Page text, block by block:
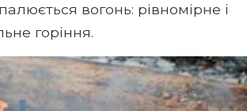
вогонь: рівномірне і
горіння.